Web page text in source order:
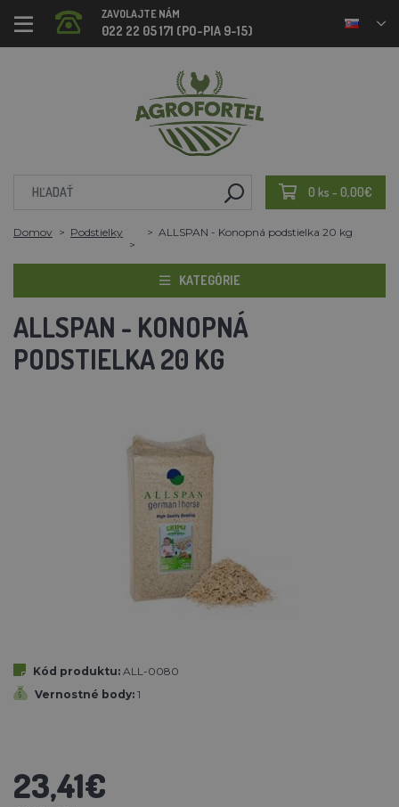
ZAVOLAJTE NÁM
022 22 05 171 (PO-PIA 9-15)
0 ks - 0,00€
Domov Podstielky ALLSPAN - Konopná podstielka 20 kg
KATEGÓRIE
ALLSPAN - KONOPNÁ
PODSTIELKA 20 KG
Kód produktu: ALL-0080
Vernostné body: 1
23,41€